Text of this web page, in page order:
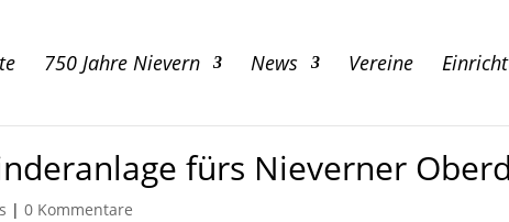
750 Jahre Nievern News Vereine
fürs Nieverner
| 0 Kommentare